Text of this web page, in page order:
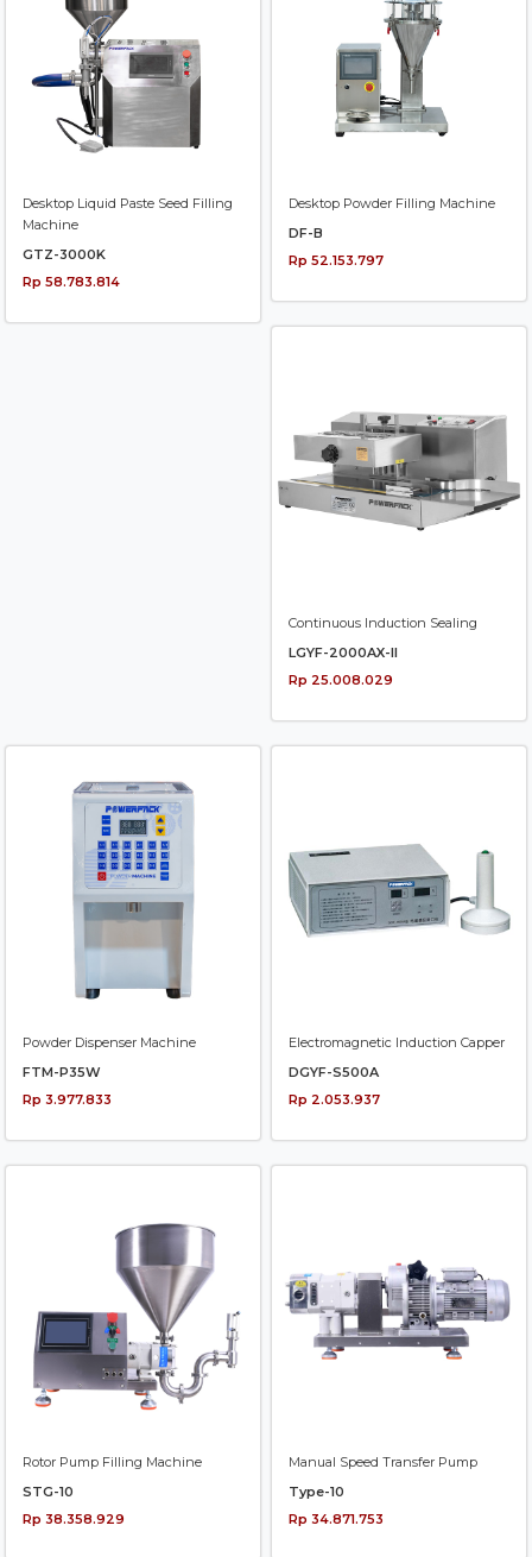
Desktop Liquid Paste Seed Filling
Machine
GTZ-3000K
Rp 58.783.814
Desktop Powder Filling Machine
DF-B
Rp 52.153.797
Continuous Induction Sealing
LGYF-2000AX-II
Rp 25.008.029
Powder Dispenser Machine
FTM-P35W
Rp 3.977.833
Electromagnetic Induction Capper
DGYF-S500A
Rp 2.053.937
Rotor Pump Filling Machine
STG-10
Rp 38.358.929
Manual Speed Transfer Pump
Type-10
Rp 34.871.753